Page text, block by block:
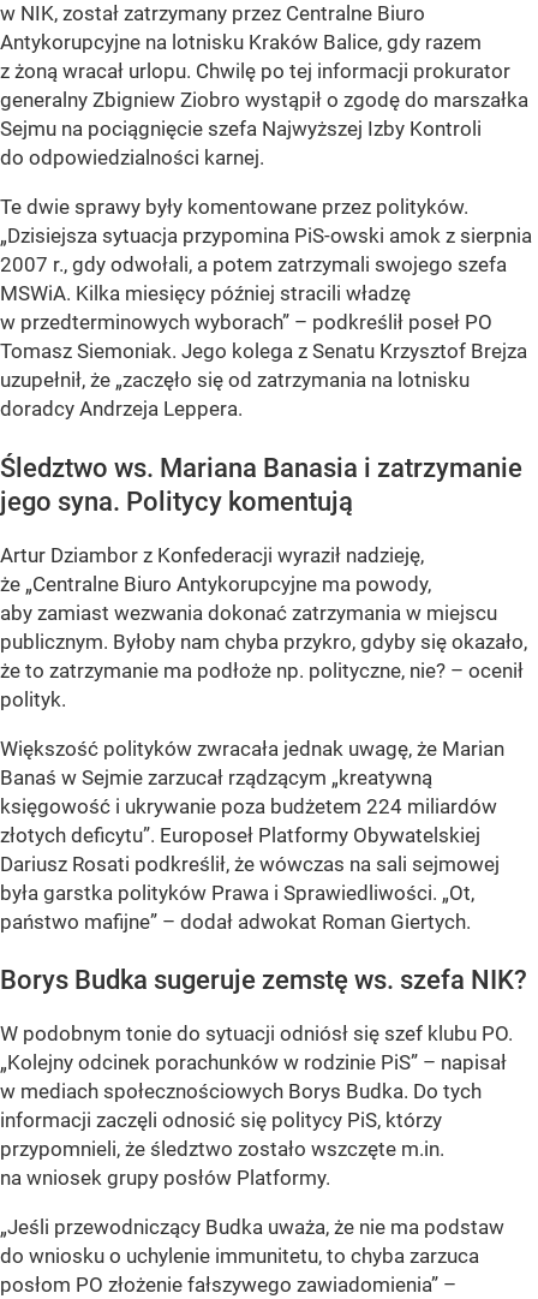
w NIK, został zatrzymany przez Centralne Biuro
Antykorupcyjne na lotnisku Kraków Balice, gdy razem
z żoną wracał urlopu. Chwilę po tej informacji prokurator
generalny Zbigniew Ziobro wystąpił o zgodę do marszałka
Sejmu na pociągnięcie szefa Najwyższej Izby Kontroli
do odpowiedzialności karnej.
Te dwie sprawy były komentowane przez polityków.
„Dzisiejsza sytuacja przypomina PiS-owski amok z sierpnia
2007 r., gdy odwołali, a potem zatrzymali swojego szefa
MSWiA. Kilka miesięcy później stracili władzę
w przedterminowych wyborach” – podkreślił poseł PO
Tomasz Siemoniak. Jego kolega z Senatu Krzysztof Brejza
uzupełnił, że „zaczęło się od zatrzymania na lotnisku
doradcy Andrzeja Leppera.
Śledztwo ws. Mariana Banasia i zatrzymanie
jego syna. Politycy komentują
Artur Dziambor z Konfederacji wyraził nadzieję,
że „Centralne Biuro Antykorupcyjne ma powody,
aby zamiast wezwania dokonać zatrzymania w miejscu
publicznym. Byłoby nam chyba przykro, gdyby się okazało,
że to zatrzymanie ma podłoże np. polityczne, nie? – ocenił
polityk.
Większość polityków zwracała jednak uwagę, że Marian
Banaś w Sejmie zarzucał rządzącym „kreatywną
księgowość i ukrywanie poza budżetem 224 miliardów
złotych deficytu”. Europoseł Platformy Obywatelskiej
Dariusz Rosati podkreślił, że wówczas na sali sejmowej
była garstka polityków Prawa i Sprawiedliwości. „Ot,
państwo mafijne” – dodał adwokat Roman Giertych.
Borys Budka sugeruje zemstę ws. szefa NIK?
W podobnym tonie do sytuacji odniósł się szef klubu PO.
„Kolejny odcinek porachunków w rodzinie PiS” – napisał
w mediach społecznościowych Borys Budka. Do tych
informacji zaczęli odnosić się politycy PiS, którzy
przypomnieli, że śledztwo zostało wszczęte m.in.
na wniosek grupy posłów Platformy.
„Jeśli przewodniczący Budka uważa, że nie ma podstaw
do wniosku o uchylenie immunitetu, to chyba zarzuca
posłom PO złożenie fałszywego zawiadomienia” –